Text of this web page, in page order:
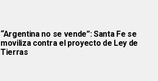
“Argentina no se vende”: Santa Fe se
moviliza contra el proyecto de Ley de
Tierras